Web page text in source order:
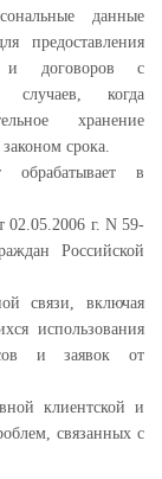
данные
предоставления
и договоров с
случаев, когда
хранение
срока.
обрабатывает в
02.05.2006 г. N 59-
Российской
связи, включая
использования
и заявок от
клиентской и
связанных с